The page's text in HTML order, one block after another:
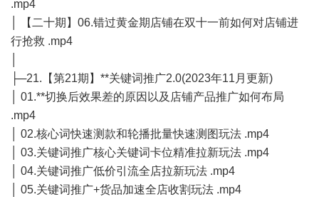
.mp4
│ 【二十期】06.错过黄金期店铺在双十一前如何对店铺进
行抢救 .mp4
├─21.【第21期】**关键词推广2.0(2023年11月更新)
│ 01.**切换后效果差的原因以及店铺产品推广如何布局
.mp4
│ 02.核心词快速测款和轮播批量快速测图玩法 .mp4
│ 03.关键词推广核心关键词卡位精准拉新玩法 .mp4
│ 04.关键词推广低价引流全店拉新玩法 .mp4
│ 05.关键词推广+货品加速全店收割玩法 .mp4